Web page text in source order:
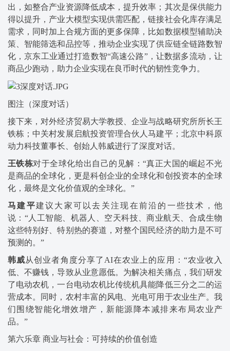
出，如整合产业资源降低成本，提升效率；其次是保供能力
得以提升，产业大模型实现供需匹配，链接社会化库存满足
需求，同时加上合规方面的更多保障，比如数据模型辅助决
策、智能筛选和品控等，推动企业实现了供应链全链路数智
化，京东工业通过打造数智“高速公路”，让数据多流动，让
商品少跑动，助力企业实现在良币时代的韧性竞争力。
图注（深度对话）
接下来，对外经济贸易大学教授、企业与战略研究所所长王
铁栋；中关村发展启航投资管理合伙人马建平；北京中科原
动力科技董事长、创始人韩威进行了深度对话。
王铁栋对于全球化给出自己的见解：“真正大国的崛起不光
是商品的全球化，更是科创企业的全球化和创投资本的全球
化，最终是文化价值观的全球化。”
马建平建议大家可以去关注现在前沿的一些技术，他
说：“人工智能、机器人、空天科技、商业航天、合成生物
这些特别好、特别热的赛道，对整个国民经济的助力是不可
预测的。”
韩威从创业者角度分享了AI在农业上的应用：“农业收入
低、不赚钱，导致从业意愿低。为解决相关痛点，我们研发
了电动农机，一台电动农机比传统机具能降低三分之二的运
营成本。同时，农村丰富的风电、光电可用于农业生产。我
们围绕智能化增效增产，新能源降本减排来布局农业产
品。”
第六乐章 商业与社会：可持续的价值创造